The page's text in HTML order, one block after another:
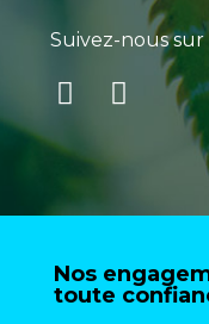
Suivez-nous sur
Nos
toute